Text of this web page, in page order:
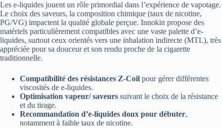
Les e-liquides jouent un rôle primordial dans l’expérience de vapotage.
Le choix des saveurs, la composition chimique (taux de nicotine,
PG/VG) impactent la qualité globale perçue. Innokin propose des
matériels particulièrement compatibles avec une vaste palette d’e-
liquides, surtout ceux orientés vers une inhalation indirecte (MTL), très
appréciée pour sa douceur et son rendu proche de la cigarette
traditionnelle.
Compatibilité des résistances Z-Coil pour gérer différentes
viscosités de e-liquides.
Optimisation vapeur/ saveurs suivant le choix de la résistance
et du tirage.
Recommandation d’e-liquides doux pour débuter,
notamment à faible taux de nicotine.